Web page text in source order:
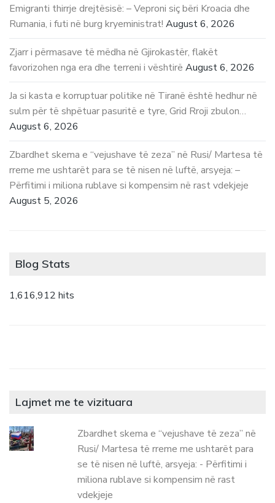
Emigranti thirrje drejtësisë: – Veproni siç bëri Kroacia dhe
Rumania, i futi në burg kryeministrat! August 6, 2026
Zjarr i përmasave të mëdha në Gjirokastër, flakët
favorizohen nga era dhe terreni i vështirë August 6, 2026
Ja si kasta e korruptuar politike në Tiranë është hedhur në
sulm për të shpëtuar pasuritë e tyre, Grid Rroji zbulon…
August 6, 2026
Zbardhet skema e “vejushave të zeza” në Rusi/ Martesa të
rreme me ushtarët para se të nisen në luftë, arsyeja: –
Përfitimi i miliona rublave si kompensim në rast vdekjeje
August 5, 2026
Blog Stats
1,616,912 hits
Lajmet me te vizituara
Zbardhet skema e “vejushave të zeza” në
Rusi/ Martesa të rreme me ushtarët para
se të nisen në luftë, arsyeja: - Përfitimi i
miliona rublave si kompensim në rast
vdekjeje